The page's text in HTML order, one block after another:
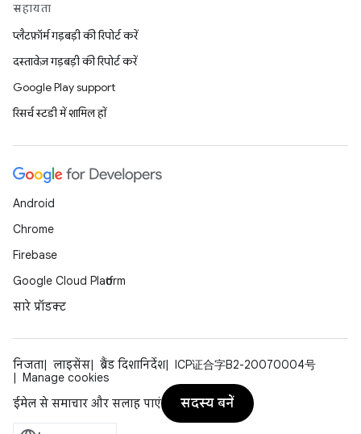
सहायता
प्लैटफ़ॉर्म गड़बड़ी की रिपोर्ट करें
दस्तावेज़ गड़बड़ी की रिपोर्ट करें
Google Play support
रिसर्च स्टडी में शामिल हों
Android
Chrome
Firebase
Google Cloud Platform
सारे प्रॉडक्ट
निजता लाइसेंस ब्रैंड दिशानिर्देश
ICP证合字B2-20070004号
Manage cookies
ईमेल से समाचार और सलाह पाएं
सदस्य बनें